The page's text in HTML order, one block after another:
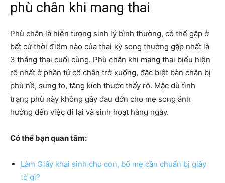
phù chân khi mang thai
Phù chân là hiện tượng sinh lý bình thường, có thể gặp ở
bất cứ thời điểm nào của thai kỳ song thường gặp nhất là
3 tháng thai cuối cùng. Phù chân khi mang thai biểu hiện
rõ nhất ở phần tử cổ chân trở xuống, đặc biệt bàn chân bị
phù nề, sưng to, tăng kích thước thấy rõ. Mặc dù tình
trạng phù này không gây đau đớn cho mẹ song ảnh
hưởng đến việc đi lại và sinh hoạt hàng ngày.
Có thể bạn quan tâm:
Làm Giấy khai sinh cho con, bố mẹ cần chuẩn bị giấy
tờ gì?